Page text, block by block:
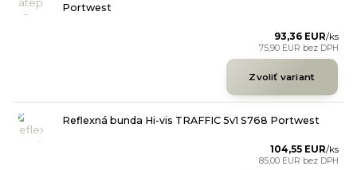
Portwest
93,36 EUR/ks
75,90 EUR bez DPH
Zvoliť variant
Reflexná bunda Hi-vis TRAFFIC 5v1 S768 Portwest
104,55 EUR/ks
85,00 EUR bez DPH